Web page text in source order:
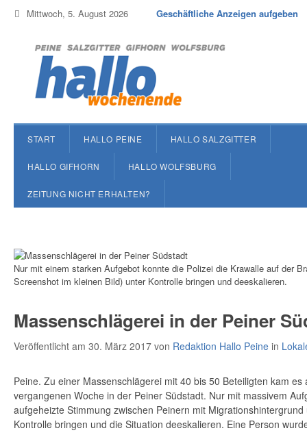
Mittwoch, 5. August 2026 Geschäftliche Anzeigen aufgeben
START HALLO PEINE HALLO SALZGITTER
HALLO GIFHORN HALLO WOLFSBURG
ZEITUNG NICHT ERHALTEN?
Nur mit einem starken Aufgebot konnte die Polizei die Krawalle auf der
Screenshot im kleinen Bild) unter Kontrolle bringen und deeskalieren.
Massenschlägerei in der Peiner
Veröffentlicht am 30. März 2017 von Redaktion Hallo Peine in
Peine. Zu einer Massenschlägerei mit 40 bis 50 Beteiligten kam es
vergangenen Woche in der Peiner Südstadt. Nur mit massivem
aufgeheizte Stimmung zwischen Peinern mit
Kontrolle bringen und die Situation deeskalieren. Eine Person